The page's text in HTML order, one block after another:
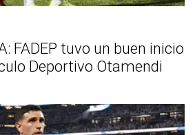
FADEP tuvo un buen inicio
Deportivo Otamendi